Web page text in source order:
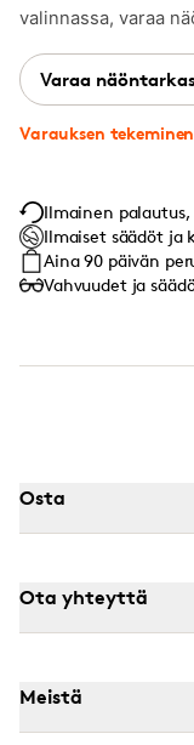
valinnassa, varaa
Varaa
Varauksen
Ilmainen
Ilmaiset säädöt ja
Aina 90 päivän
Vahvuudet ja
Osta
Ota yhteyttä
Meistä